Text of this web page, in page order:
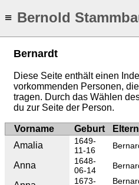
≡ Bernold
Bernardt
Diese Seite enthält einen
vorkommenden Personen,
tragen. Durch das Wählen
du zur Seite der Person.
Vorname Geburt
Eltern
Amalia
1649-
11-16
Anna
1648-
06-14
1673-